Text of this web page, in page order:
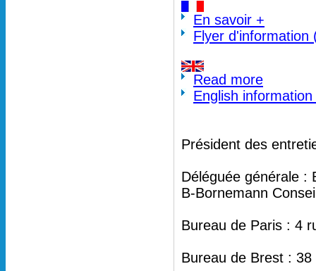
En savoir +
Flyer d'information
Read more
English
Président des
Déléguée générale :
B-Bornemann
Bureau de Paris : 4
Bureau de Brest :